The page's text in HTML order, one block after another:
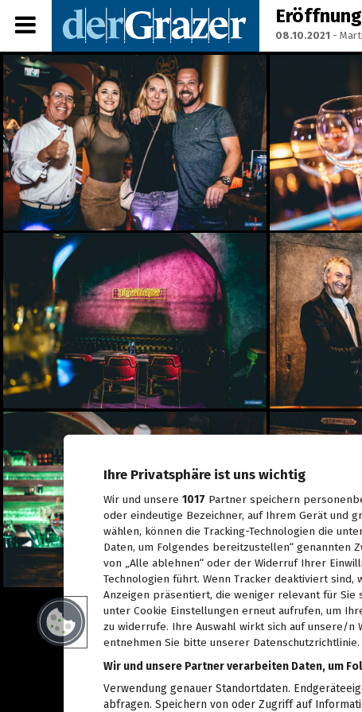
08.10.2021 -
Share Album:
ANMELDEN
IMPRESSUM
Ein Frühstück für die
Annenstraße - Das vierte
Annenfrühstück
22.07.2026
Seit 50 Jahren steht
Starkoch Johann Lafer in
der Küche
22.07.2026
Spiel, Spaß und Lernen in
der Kinderstadt Bibongo
14.07.2026
Die Grüne Nacht des
steirischen Tourismus
09.07.2026
Sommerfest der
Industriellenvereinigung
Steiermark 2026
08.07.2026
WM 2026: Ganz Graz
fieberte mit der
Nationalelf
02.07.2026
Die Innenstadt wurde zum
Laufsteg
29.06.2026
Live aus dem Rathaus:
Das war Wahlsonntag in
Graz 2026, TEIL 2
Ihre Privatsphäre ist uns wichtig
Wir und unsere 1017 Partner speichern
oder eindeutige Bezeichner, auf Ihrem Gerät und
wählen, können die Tracking-Technologien die
Daten, um Folgendes bereitzustellen“ genannten
von „Alle ablehnen“ oder der Widerruf Ihrer
Technologien führt. Wenn Tracker deaktiviert
Anzeigen präsentiert, die weniger relevant für Sie
unter Cookie Einstellungen erneut aufrufen, um
zu widerrufe. Ihre Auswahl wirkt sich auf unsere/n
entnehmen Sie bitte unserer Datenschutzrichtlinie.
Wir und unsere Partner verarbeiten Daten, um
Verwendung genauer Standortdaten.
abfragen. Speichern von oder Zugriff auf